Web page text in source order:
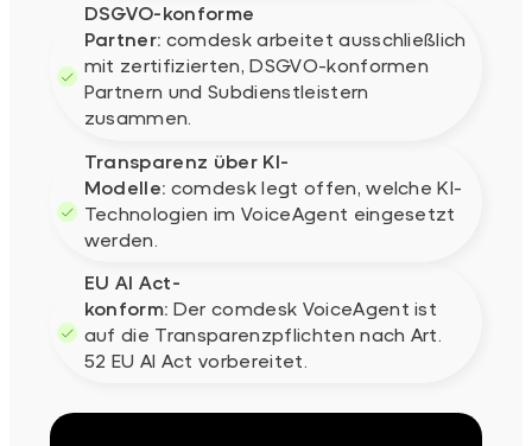
DSGVO-konforme
Partner: comdesk arbeitet ausschließlich
mit zertifizierten, DSGVO-konformen
Partnern und Subdienstleistern
zusammen.
Transparenz über KI-
Modelle: comdesk legt offen, welche KI-
Technologien im VoiceAgent eingesetzt
werden.
EU AI Act-
konform: Der comdesk VoiceAgent ist
auf die Transparenzpflichten nach Art.
52 EU AI Act vorbereitet.